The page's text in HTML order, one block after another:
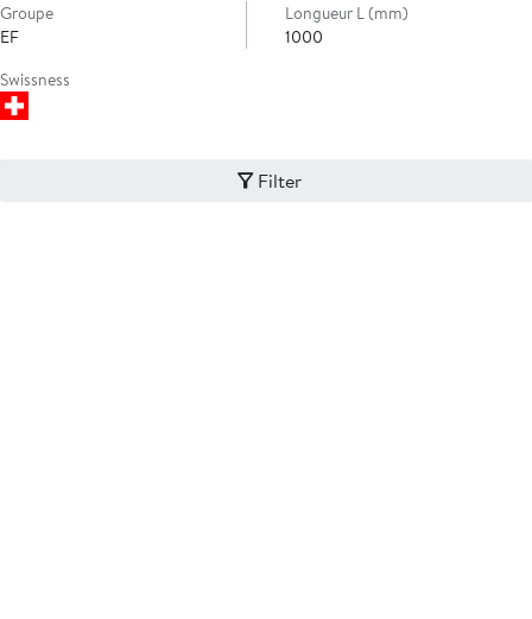
Groupe
EF
Longueur L (mm)
1000
Swissness
Filter